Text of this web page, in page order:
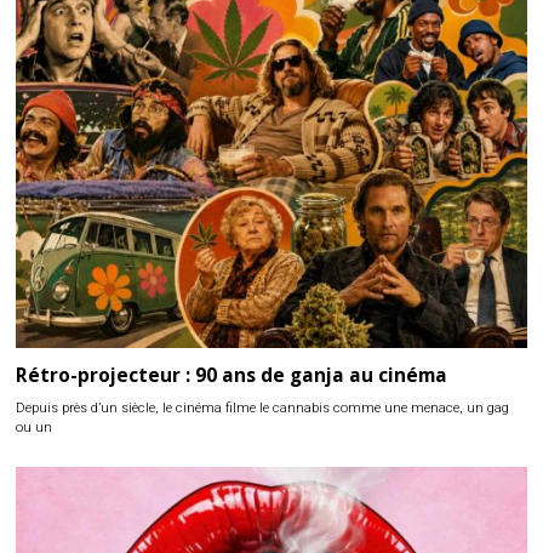
Rétro-projecteur : 90 ans de ganja au cinéma
Depuis près d’un siècle, le cinéma filme le cannabis comme une menace, un gag
ou un